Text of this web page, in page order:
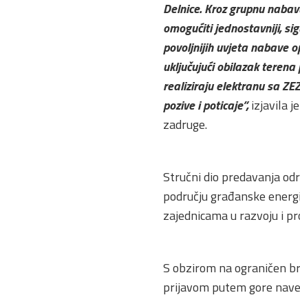
Delnice. Kroz grupnu
omogućiti jednostavniji,
povoljnijih uvjeta nabave
uključujući obilazak
realiziraju elektranu sa
pozive i poticaje”,izjavila
zadruge.
Stručni dio predavanja
području građanske
zajednicama u razvoju i
S obzirom na ograničen
prijavom putem gore